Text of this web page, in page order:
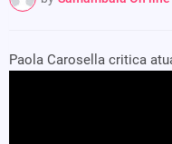
Paola Carosella critica